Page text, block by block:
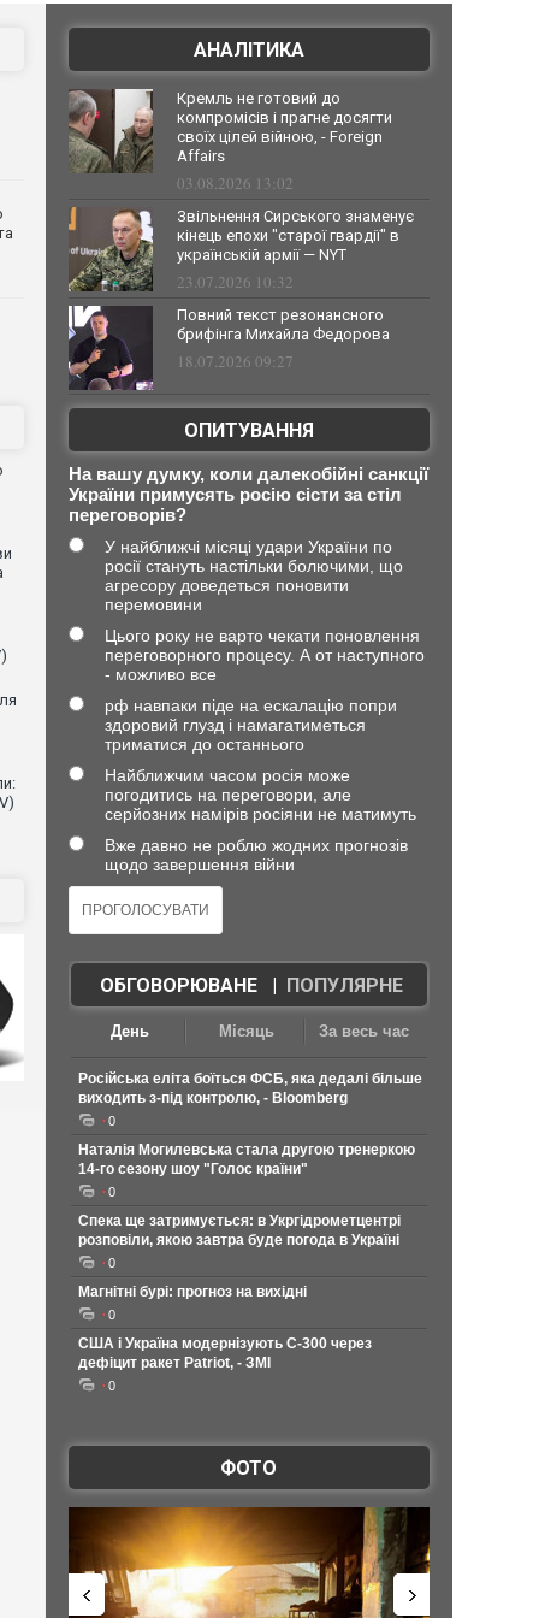
АНАЛІТИКА
Кремль не готовий до
компромісів і прагне досягти
своїх цілей війною, - Foreign
Affairs
03.08.2026 13:02
Звільнення Сирського знаменує
кінець епохи "старої гвардії" в
українській армії — NYT
23.07.2026 10:32
Повний текст резонансного
брифінга Михайла Федорова
18.07.2026 09:27
ОПИТУВАННЯ
На вашу думку, коли далекобійні санкції
України примусять росію сісти за стіл
переговорів?
У найближчі місяці удари України по
росії стануть настільки болючими, що
агресору доведеться поновити
перемовини
Цього року не варто чекати поновлення
переговорного процесу. А от наступного
- можливо все
рф навпаки піде на ескалацію попри
здоровий глузд і намагатиметься
триматися до останнього
Найближчим часом росія може
погодитись на переговори, але
серйозних намірів росіяни не матимуть
Вже давно не роблю жодних прогнозів
щодо завершення війни
ОБГОВОРЮВАНЕ| ПОПУЛЯРНЕ
День Місяць За весь час
Російська еліта боїться ФСБ, яка дедалі більше
виходить з-під контролю, - Bloomberg
0
Наталія Могилевська стала другою тренеркою
14-го сезону шоу "Голос країни"
0
Спека ще затримується: в Укргідрометцентрі
розповіли, якою завтра буде погода в Україні
0
Магнітні бурі: прогноз на вихідні
0
США і Україна модернізують С-300 через
дефіцит ракет Patriot, - ЗМІ
0
ФОТО